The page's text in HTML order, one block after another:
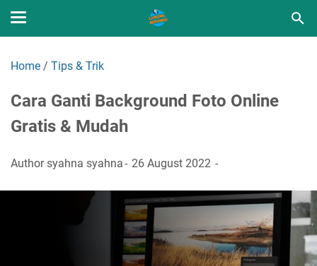
Home / Tips & Trik
Cara Ganti Background Foto Online
Gratis & Mudah
Authorsyahna syahna 26 August 2022